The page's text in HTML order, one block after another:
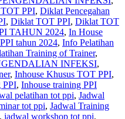
PPI, Diklat Pencegahan
, Diklat TOT PPI, Diklat TOT
TAHUN 2024, In House
tahun 2024, Info Pelatihan
Training of Trainer,
INFEKSI,
, Inhouse Khusus TOT PPI,
PPI, Inhouse training PPI
pelatihan tot ppi, Jadwal
tot ppi, Jadwal Training
, jadwal workshop tot ppi,